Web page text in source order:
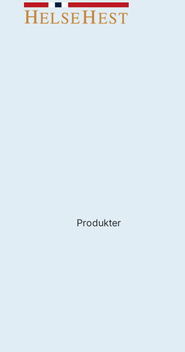
Produkter